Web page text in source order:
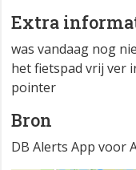
Extra
was vandaag nog
het fietspad vrij ver
pointer
Bron
DB Alerts App voor